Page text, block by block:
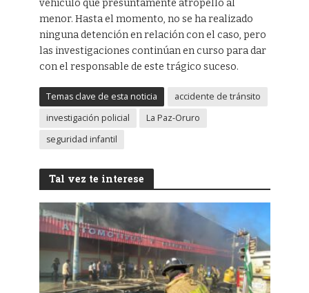
vehículo que presuntamente atropelló al
menor. Hasta el momento, no se ha realizado
ninguna detención en relación con el caso, pero
las investigaciones continúan en curso para dar
con el responsable de este trágico suceso.
Temas clave de esta noticia
accidente de tránsito
investigación policial
La Paz-Oruro
seguridad infantil
Tal vez te interese